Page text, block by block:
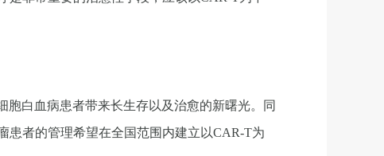
白血病患者带来长生存以及治愈的新曙光。同
患者的管理希望在全国范围内建立以CAR-T为